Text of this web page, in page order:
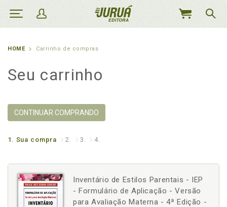
MEU
HOME Carrinho de compras
Seu carrinho
CONTINUAR COMPRANDO
1. Sua compra 2. 3. 4.
Inventário de Estilos Parentais - IEP
- Formulário de Aplicação - Versão
para Avaliação Materna - 4ª Edição -